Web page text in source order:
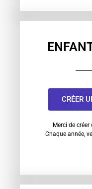
CRÉER
Merci de
Chaque année,